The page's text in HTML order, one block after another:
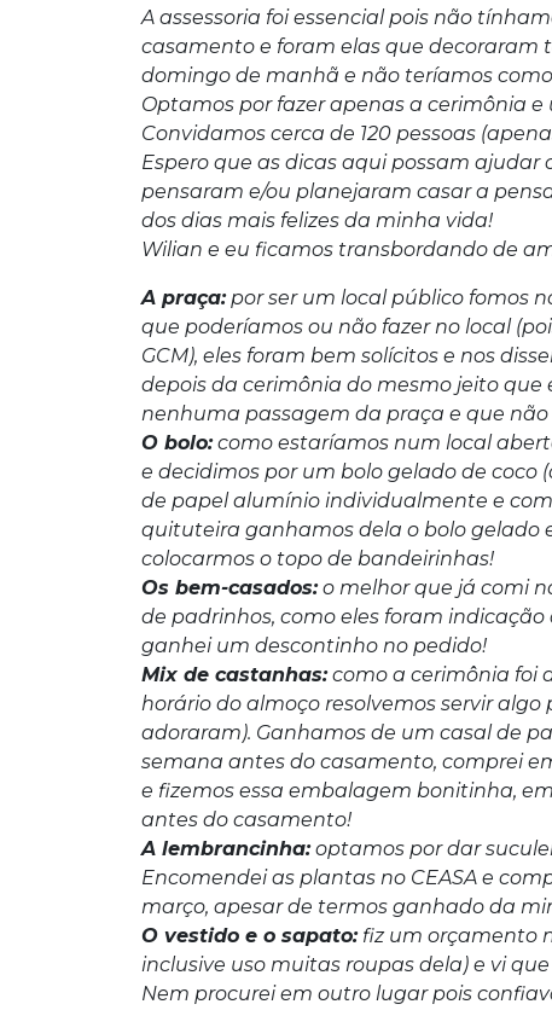
A assessoria foi essencial pois não
casamento e foram elas que decoraram
domingo de manhã e não teríamos
Optamos por fazer apenas a cerimônia
Convidamos cerca de 120 pessoas
Espero que as dicas aqui possam
pensaram e/ou planejaram casar a
dos dias mais felizes da minha vida!
Wilian e eu ficamos transbordando de
A praça:por ser um local público fomos
que poderíamos ou não fazer no local
GCM), eles foram bem solícitos e nos
depois da cerimônia do mesmo jeito
nenhuma passagem da praça e que
O bolo:como estaríamos num local
e decidimos por um bolo gelado de
de papel alumínio individualmente e
quituteira ganhamos dela o bolo gelado
colocarmos o topo de bandeirinhas!
Os bem-casados:o melhor que já comi
de padrinhos, como eles foram
ganhei um descontinho no pedido!
Mix de castanhas:como a cerimônia foi
horário do almoço resolvemos servir
adoraram). Ganhamos de um casal de
semana antes do casamento, comprei
e fizemos essa embalagem bonitinha,
antes do casamento!
A lembrancinha:optamos por dar
Encomendei as plantas no CEASA e
março, apesar de termos ganhado da
O vestido e o sapato:fiz um orçamento
inclusive uso muitas roupas dela) e vi
Nem procurei em outro lugar pois